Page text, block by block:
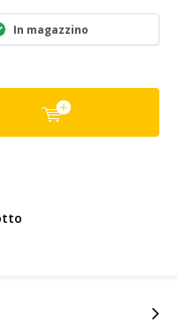
In magazzino